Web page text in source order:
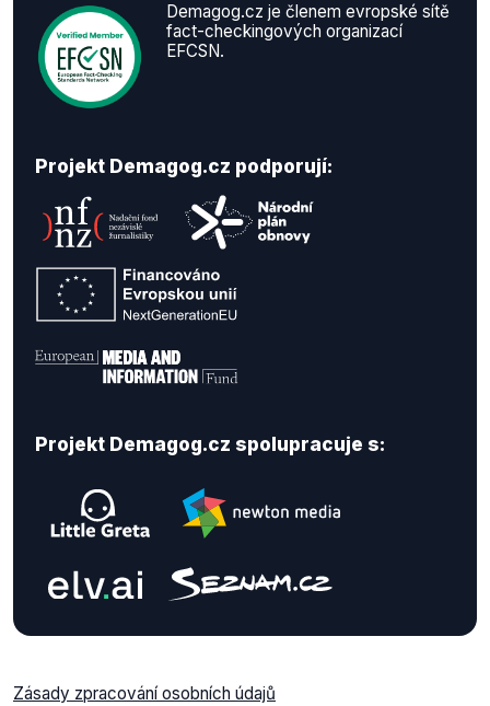
Demagog.cz je členem evropské sítě
fact-checkingových organizací
EFCSN.
Projekt Demagog.cz podporují:
Projekt Demagog.cz spolupracuje s:
Zásady zpracování osobních údajů